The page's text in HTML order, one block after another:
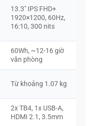
13.3″ IPS FHD+
1920×1200, 60Hz,
16:10, 300 nits
60Wh, ~12-16 giờ
văn phòng
Từ khoảng 1.07 kg
2x TB4, 1x USB-A,
HDMI 2.1, 3.5mm